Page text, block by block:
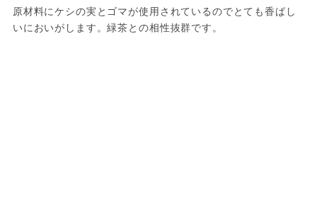
原材料にケシの実とゴマが使用されているのでとても香ばし
いにおいがします。緑茶との相性抜群です。